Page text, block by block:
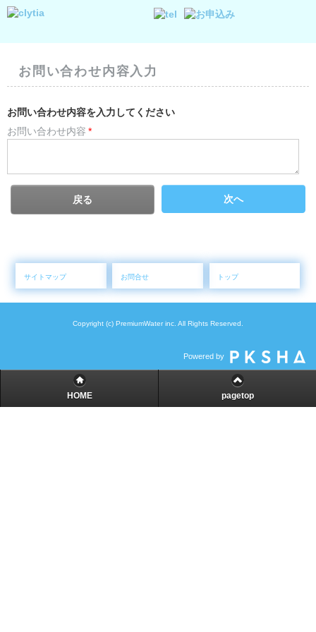
お問い合わせ内容入力
お問い合わせ内容を入力してください
お問い合わせ内容 *
戻る 次へ
サイトマップ お問合せ トップ
Copyright (c) PremiumWater inc. All Rights Reserved.
Powered by
HOME pagetop